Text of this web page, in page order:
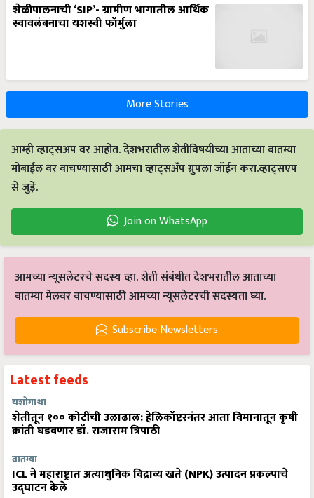
शेळीपालनाची ‘SIP’- ग्रामीण भागातील आर्थिक
स्वावलंबनाचा यशस्वी फॉर्मुला
More Stories
आम्ही व्हाट्सअप वर आहोत. देशभरातील शेतीविषयीच्या आताच्या बातम्या
मोबाईल वर वाचण्यासाठी आमचा व्हाट्सअँप ग्रुपला जॉईन करा.व्हाट्सएप
से जुड़ें.
Join on WhatsApp
आमच्या न्यूसलेटरचे सदस्य व्हा. शेती संबंधीत देशभरातील आताच्या
बातम्या मेलवर वाचण्यासाठी आमच्या न्यूसलेटरची सदस्यता घ्या.
Subscribe Newsletters
Latest feeds
यशोगाथा
शेतीतून १०० कोटींची उलाढाल: हेलिकॉप्टरनंतर आता विमानातून कृषी
क्रांती घडवणार डॉ. राजाराम त्रिपाठी
बातम्या
ICL ने महाराष्ट्रात अत्याधुनिक विद्राव्य खते (NPK) उत्पादन प्रकल्पाचे
उद्घाटन केले